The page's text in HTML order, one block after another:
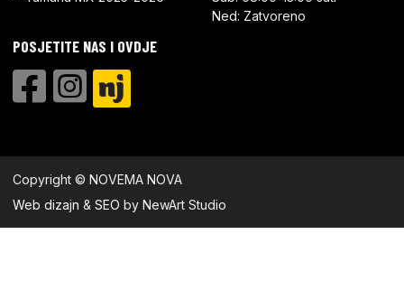
Ned: Zatvoreno
POSJETITE NAS I OVDJE
Copyright © NOVEMA NOVA
Web dizajn & SEO by NewArt Studio